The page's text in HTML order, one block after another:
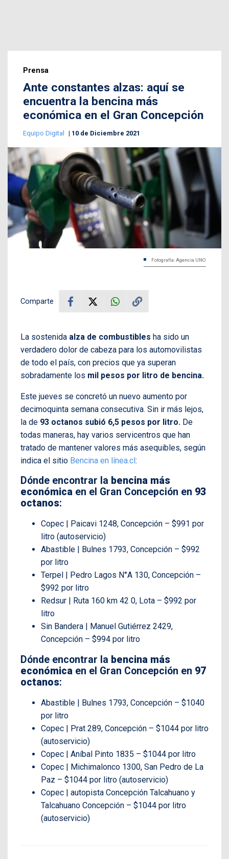
Prensa
Ante constantes alzas: aquí se
encuentra la bencina más
económica en el Gran Concepción
Equipo Digital 10 de Diciembre 2021
Fotografía: Agencia UNO
Comparte
La sostenida alza de combustibles ha sido un
verdadero dolor de cabeza para los automovilistas
de todo el país, con precios que ya superan
sobradamente los mil pesos por litro de bencina.
Este jueves se concretó un nuevo aumento por
decimoquinta semana consecutiva. Sin ir más lejos,
la de 93 octanos subió 6,5 pesos por litro. De
todas maneras, hay varios servicentros que han
tratado de mantener valores más asequibles, según
indica el sitio Bencina en línea.cl:
Dónde encontrar la bencina más
económica en el Gran Concepción en 93
octanos:
Copec | Paicavi 1248, Concepción – $991 por
litro (autoservicio)
Abastible | Bulnes 1793, Concepción – $992
por litro
Terpel | Pedro Lagos N°A 130, Concepción –
$992 por litro
Redsur | Ruta 160 km 42 0, Lota – $992 por
litro
Sin Bandera | Manuel Gutiérrez 2429,
Concepción – $994 por litro
Dónde encontrar la bencina más
económica en el Gran Concepción en 97
octanos:
Abastible | Bulnes 1793, Concepción – $1040
por litro
Copec | Prat 289, Concepción – $1044 por litro
(autoservicio)
Copec | Aníbal Pinto 1835 – $1044 por litro
Copec | Michimalonco 1300, San Pedro de La
Paz – $1044 por litro (autoservicio)
Copec | autopista Concepción Talcahuano y
Talcahuano Concepción – $1044 por litro
(autoservicio)